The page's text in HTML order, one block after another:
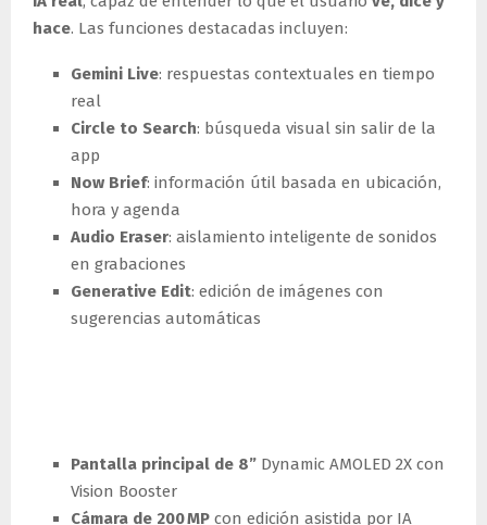
hace. Las funciones destacadas incluyen:
Gemini Live: respuestas contextuales en tiempo
real
Circle to Search: búsqueda visual sin salir de la
app
Now Brief: información útil basada en ubicación,
hora y agenda
Audio Eraser: aislamiento inteligente de sonidos
en grabaciones
Generative Edit: edición de imágenes con
sugerencias automáticas
Pantalla principal de 8” Dynamic AMOLED 2X con
Vision Booster
Cámara de 200 MP con edición asistida por IA